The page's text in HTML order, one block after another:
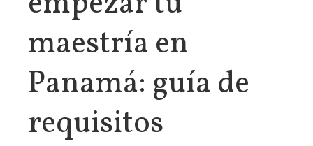
maestría en
Panamá: guía de
requisitos